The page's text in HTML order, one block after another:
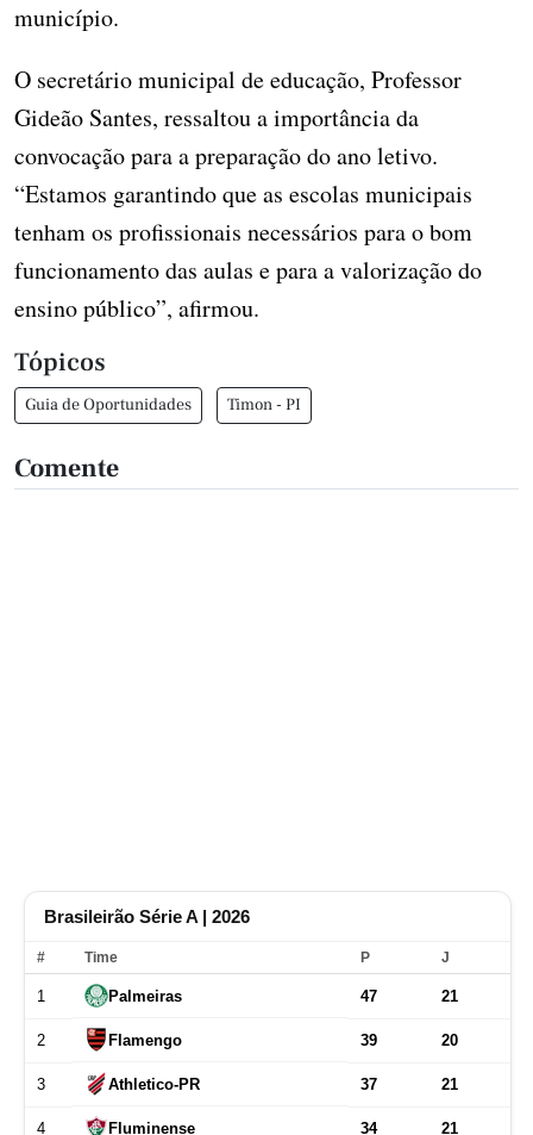
município.
O secretário municipal de educação, Professor
Gideão Santes, ressaltou a importância da
convocação para a preparação do ano letivo.
“Estamos garantindo que as escolas municipais
tenham os profissionais necessários para o bom
funcionamento das aulas e para a valorização do
ensino público”, afirmou.
Tópicos
Guia de Oportunidades Timon - PI
Comente